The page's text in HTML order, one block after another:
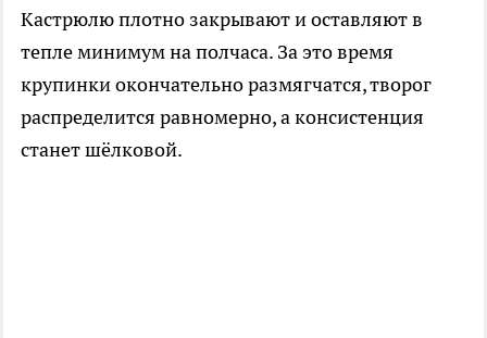
Кастрюлю плотно закрывают и оставляют в
тепле минимум на полчаса. За это время
крупинки окончательно размягчатся, творог
распределится равномерно, а консистенция
станет шёлковой.